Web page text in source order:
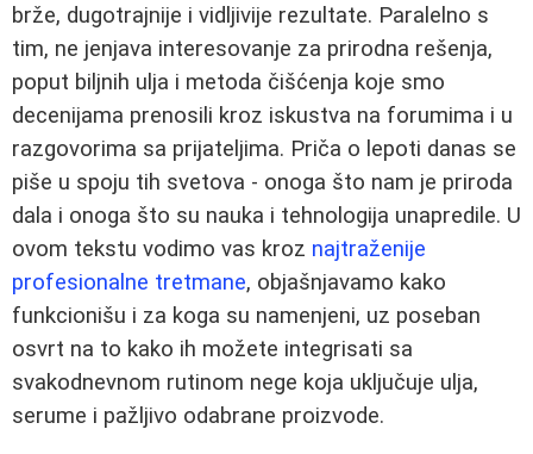
brže, dugotrajnije i vidljivije rezultate. Paralelno s
tim, ne jenjava interesovanje za prirodna rešenja,
poput biljnih ulja i metoda čišćenja koje smo
decenijama prenosili kroz iskustva na forumima i u
razgovorima sa prijateljima. Priča o lepoti danas se
piše u spoju tih svetova - onoga što nam je priroda
dala i onoga što su nauka i tehnologija unapredile. U
ovom tekstu vodimo vas kroz najtraženije
profesionalne tretmane, objašnjavamo kako
funkcionišu i za koga su namenjeni, uz poseban
osvrt na to kako ih možete integrisati sa
svakodnevnom rutinom nege koja uključuje ulja,
serume i pažljivo odabrane proizvode.